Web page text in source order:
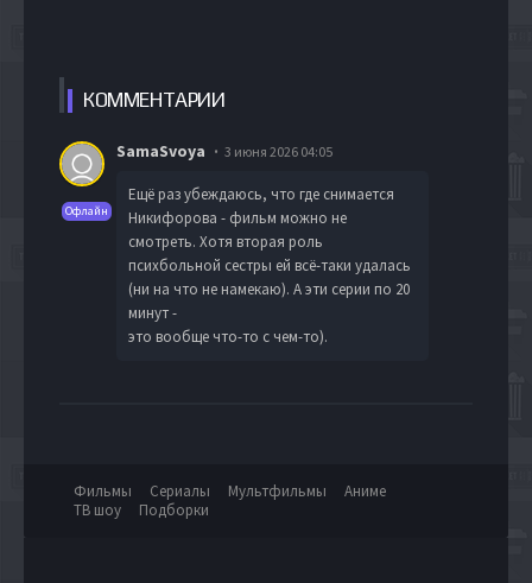
КОММЕНТАРИИ
Офлайн
SamaSvoya 3 июня 2026 04:05
Ещё раз убеждаюсь, что где снимается
Никифорова - фильм можно не
смотреть. Хотя вторая роль
психбольной сестры ей всё-таки удалась
(ни на что не намекаю). А эти серии по 20
минут -
это вообще что-то с чем-то).
Фильмы Сериалы Мультфильмы
Аниме
ТВ шоу
Подборки